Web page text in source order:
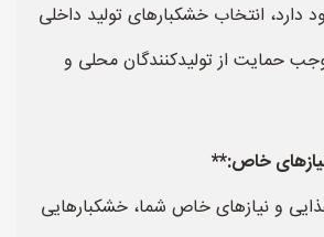
دارد، انتخاب خشکبارهای تولید داخلی
حمایت از تولیدکنندگان محلی و
و نیازهای خاص شما، خشکبارهایی